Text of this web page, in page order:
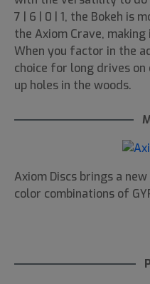
7 | 6 | 0 | 1, the Bokeh is
the Axiom Crave,
When you factor in the
choice for long drives
up holes in the woods.
Axiom Discs brings a
color combinations of